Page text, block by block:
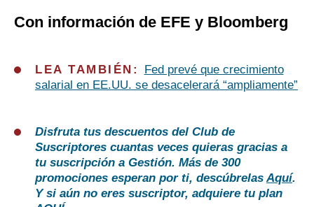
Con información de EFE y Bloomberg
LEA TAMBIÉN:
Fed prevé que crecimiento
salarial en EE.UU. se desacelerará “ampliamente”
Disfruta tus descuentos del Club de
Suscriptores cuantas veces quieras gracias a
tu suscripción a Gestión. Más de 300
promociones esperan por ti, descúbrelasAquí.
Y si aún no eres suscriptor, adquiere tu plan